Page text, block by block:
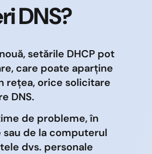
DNS?
setările DHCP pot
care poate aparține
rețea, orice solicitare
DNS.
de probleme, în
de la computerul
dvs. personale